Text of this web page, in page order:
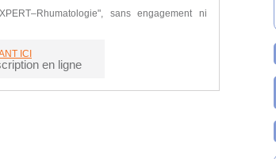
sans engagement ni
ICI
en ligne